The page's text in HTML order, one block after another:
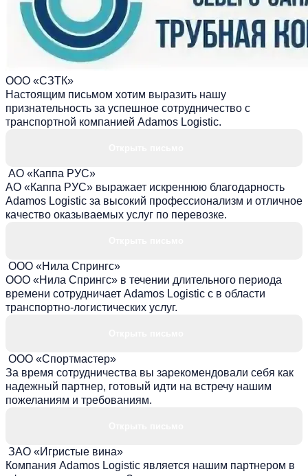
ООО «СЗТК»
Настоящим письмом хотим выразить нашу
признательность за успешное сотрудничество с
транспортной компанией Adamos Logistic.
АО «Каппа РУС»
АО «Каппа РУС» выражает искреннюю благодарность
Adamos Logistic за высокий профессионализм и отличное
качество оказываемых услуг по перевозке.
ООО «Нила Спрингс»
ООО «Нила Спрингс» в течении длительного периода
времени сотрудничает Adamos Logistic с в области
транспортно-логистических услуг.
ООО «Спортмастер»
За время сотрудничества вы зарекомендовали себя как
надежный партнер, готовый идти на встречу нашим
пожеланиям и требованиям.
ЗАО «Игристые вина»
Компания Adamos Logistic является нашим партнером в